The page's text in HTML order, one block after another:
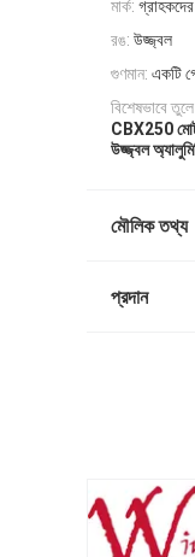
মার্ক:
রঙ: উজ্জ্বল
গুণমান: একটি
বিশেষভাবে
CBX250
উজ্জ্বল
মৌলিক তথ্য
প্রদান